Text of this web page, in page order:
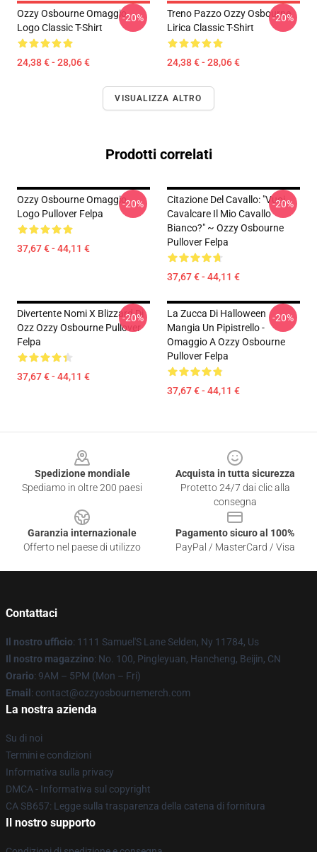
Ozzy Osbourne Omaggio
Logo Classic T-Shirt
24,38 € - 28,06 €
-20%
Treno Pazzo Ozzy Osbourne
Lirica Classic T-Shirt
24,38 € - 28,06 €
-20%
VISUALIZZA ALTRO
Prodotti correlati
Ozzy Osbourne Omaggio
Logo Pullover Felpa
37,67 € - 44,11 €
-20%
Citazione Del Cavallo: "Vuoi
Cavalcare Il Mio Cavallo
Bianco?" ~ Ozzy Osbourne
Pullover Felpa
37,67 € - 44,11 €
-20%
Divertente Nomi X Blizzard Di
Ozz Ozzy Osbourne Pullover
Felpa
37,67 € - 44,11 €
-20%
La Zucca Di Halloween
Mangia Un Pipistrello -
Omaggio A Ozzy Osbourne
Pullover Felpa
37,67 € - 44,11 €
-20%
Spedizione mondiale
Spediamo in oltre 200 paesi
Acquista in tutta sicurezza
Protetto 24/7 dai clic alla
consegna
Garanzia internazionale
Offerto nel paese di utilizzo
Pagamento sicuro al 100%
PayPal / MasterCard / Visa
Contattaci
Il nostro ufficio: 1111 Samuel'S Lane Selden, Ny 11784, Us
Il nostro magazzino: No. 100, Pingleyuan, Hancheng, Beijin, CN
Orario: 9AM – 5PM (Mon – Fri)
Email : contact@ozzyosbournemerch.com
La nostra azienda
Su di noi
Termini e condizioni
Informativa sulla privacy
DMCA - Informativa sul copyright
CA SB657: Legge sulla trasparenza della catena di fornitura
Il nostro supporto